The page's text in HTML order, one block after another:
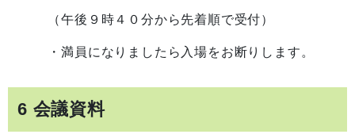
（午後９時４０分から先着順で受付）
・満員になりましたら入場をお断りします。
6 会議資料